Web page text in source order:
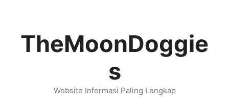
TheMoonDoggie
s
Website Informasi Paling Lengkap